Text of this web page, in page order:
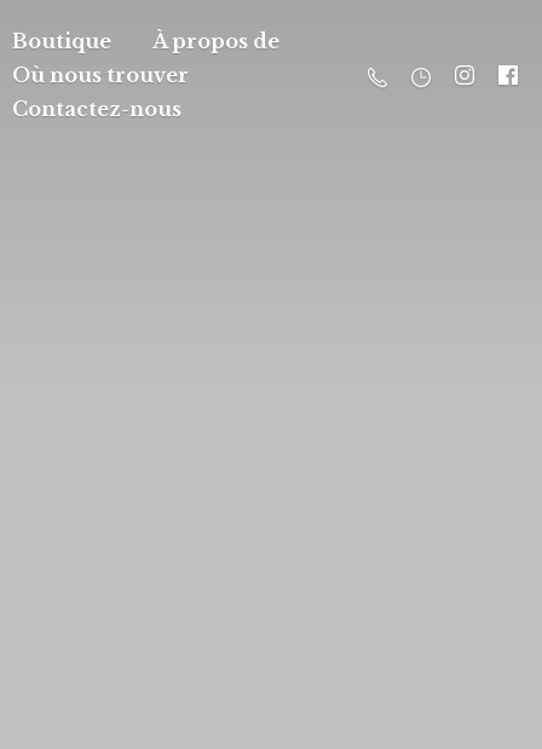
Boutique
À propos de
Où nous trouver
Contactez-nous